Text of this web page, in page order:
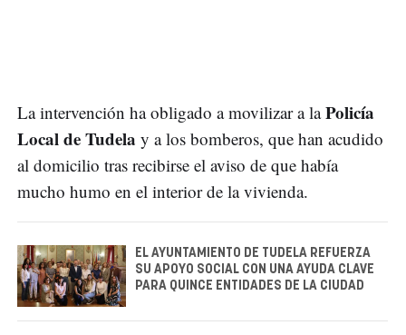
La intervención ha obligado a movilizar a laPolicía
Local de Tudela y a los bomberos, que han acudido
al domicilio tras recibirse el aviso de que había
mucho humo en el interior de la vivienda.
EL AYUNTAMIENTO DE TUDELA REFUERZA
SU APOYO SOCIAL CON UNA AYUDA CLAVE
PARA QUINCE ENTIDADES DE LA CIUDAD